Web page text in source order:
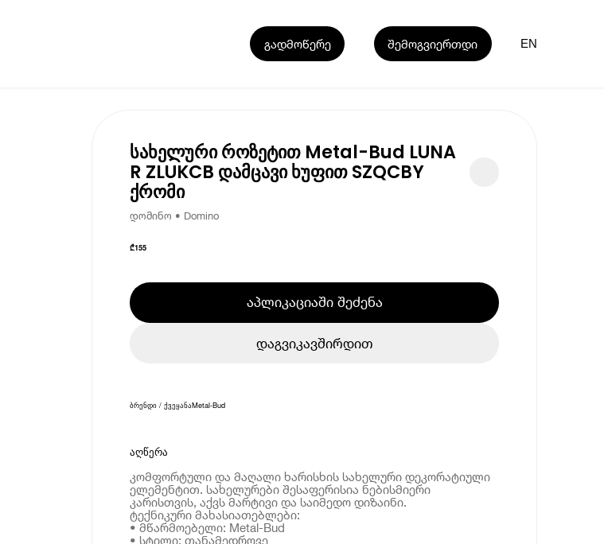
გადმოწერე შემოგვიერთდი EN
სახელური როზეტით Metal-Bud LUNA
R ZLUKCB დამცავი ხუფით SZQCBY
ქრომი
დომინო • Domino
₾155
აპლიკაციაში შეძენა
დაგვიკავშირდით
ბრენდი / ქვეყანაMetal-Bud
აღწერა
კომფორტული და მაღალი ხარისხის სახელური დეკორატიული
ელემენტით. სახელურები შესაფერისია ნებისმიერი
კარისთვის, აქვს მარტივი და საიმედო დიზაინი.
ტექნიკური მახასიათებლები:
• მწარმოებელი: Metal-Bud
• სტილი: თანამედროვე